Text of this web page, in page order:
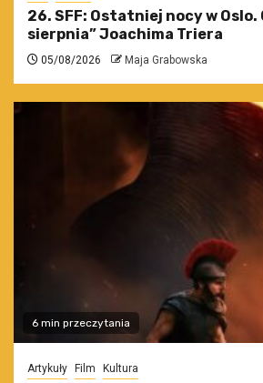
26. SFF: Ostatniej nocy w Oslo.
sierpnia” Joachima Triera
05/08/2026 Maja Grabowska
6 min przeczytania
Artykuły Film Kultura